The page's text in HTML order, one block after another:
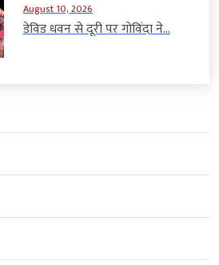
August 10, 2026
डेविड धवन से दूरी पर गोविंदा ने...